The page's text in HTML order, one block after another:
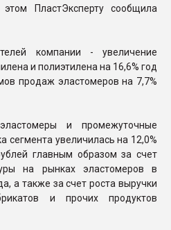
ПластЭксперту сообщила
компании - увеличение
и полиэтилена на 16,6% год
продаж эластомеров на 7,7%
и промежуточные
сегмента увеличилась на 12,0%
главным образом за счет
на рынках эластомеров в
а также за счет роста выручки
и прочих продуктов